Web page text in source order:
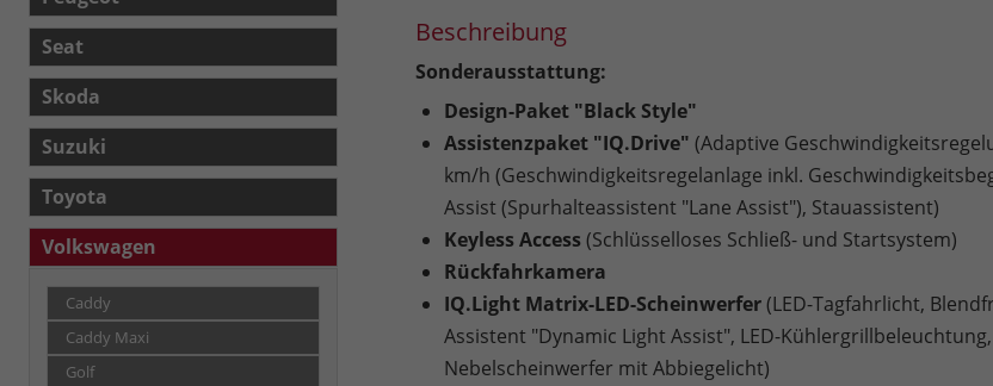
Beschreibung
Sonderausstattung:
Design-Paket "Black Style"
Assistenzpaket "IQ.Drive" (Adaptive
km/h (Geschwindigkeitsregelanlage inkl.
Assist (Spurhalteassistent "Lane Assist"), Stauassistent)
Keyless Access(Schlüsselloses Schließ- und Startsystem)
Rückfahrkamera
IQ.Light Matrix-LED-Scheinwerfer(LED-Tagfahrlicht,
Assistent "Dynamic Light Assist", LED-Kühlergrillbeleuchtung,
Nebelscheinwerfer mit Abbiegelicht)
Seat
Skoda
Suzuki
Toyota
Volkswagen
Caddy
Caddy Maxi
Golf